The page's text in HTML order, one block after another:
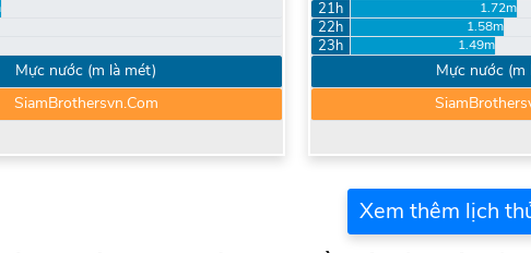
Mực nước (m là mét)
SiamBrothersvn.Com
21h 1.72m
22h 1.58m
23h 1.49m
Mực nước (m
Xem thêm lịch